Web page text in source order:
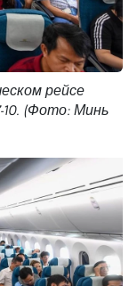
рейсе
10. (Фото: Минь